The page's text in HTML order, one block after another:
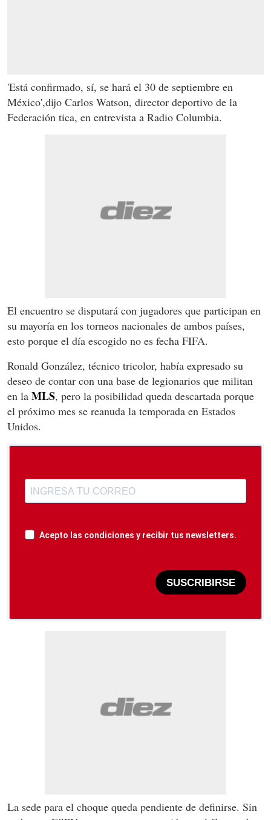
'Está confirmado, sí, se hará el 30 de septiembre en
México',dijo Carlos Watson, director deportivo de la
Federación tica, en entrevista a Radio Columbia.
El encuentro se disputará con jugadores que participan en
su mayoría en los torneos nacionales de ambos países,
esto porque el día escogido no es fecha FIFA.
Ronald González, técnico tricolor, había expresado su
deseo de contar con una base de legionarios que militan
en la MLS, pero la posibilidad queda descartada porque
el próximo mes se reanuda la temporada en Estados
Unidos.
Acepto las condiciones y recibir tus newsletters.
SUSCRIBIRSE
La sede para el choque queda pendiente de definirse. Sin